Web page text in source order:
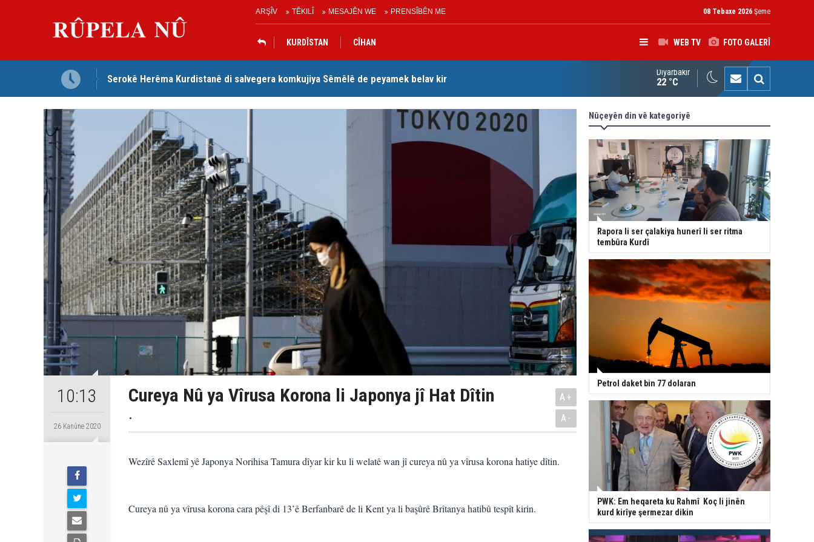
ARŞÎV TÊKILÎ MESAJÊN WE PRENSÎBÊN ME 08 Tebaxe 2026 Şeme
WEB TV FOTO GALERÎ
KURDÎSTAN CÎHAN
Lêkolîna navendeke Amerîkayê: Pêşmerge hevparekî girîng e û
Diyarbakır
22 °C
10:13
26 Kanûne 2020
Cureya Nû ya Vîrusa Korona li Japonya jî Hat Dîtin
.
A+
A-
Wezîrê Saxlemî yê Japonya Norihisa Tamura dîyar kir ku li welatê wan jî cureya nû ya vîrusa korona hatiye dîtin.
Cureya nû ya vîrusa korona cara pêşî di 13’ê Berfanbarê de li Kent ya li başûrê Brîtanya hatibû tespît kirin.
Nûçeyên din vê kategoriyê
Rapora li ser çalakiya hunerî li ser ritma
tembûra Kurdî
Petrol daket bin 77 dolaran
PWK: Em heqareta ku Rahmî Koç li jinên
kurd kirîye şermezar dikin